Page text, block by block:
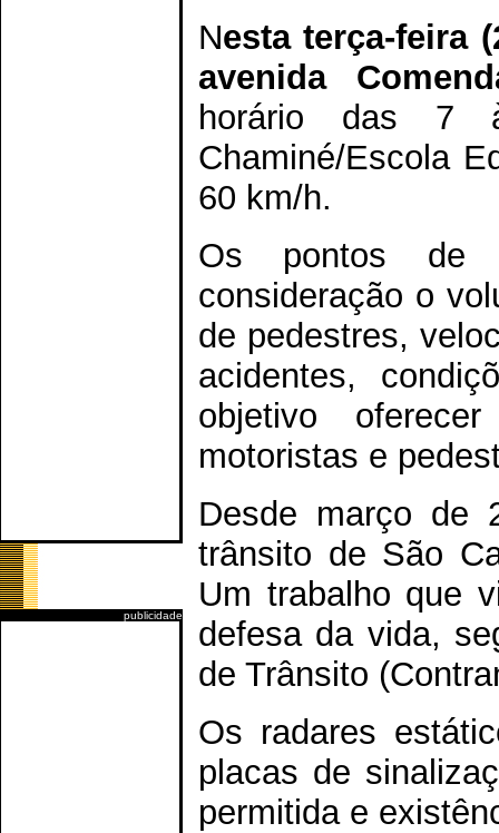
publicidade
Nesta terça-feira
avenida
horário das 7
Chaminé/Escola
60 km/h.
Os pontos de
consideração o
de pedestres,
acidentes,
objetivo
motoristas e
Desde março de
trânsito de São
Um trabalho que
defesa da vida,
de Trânsito
Os radares
placas de
permitida e